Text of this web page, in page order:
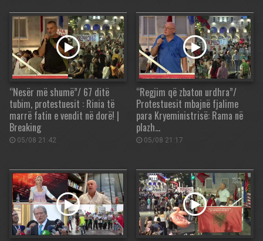
“Nesër më shumë”/ 67 ditë
tubim, protestuesit : Rinia të
marrë fatin e vendit në dorë! |
Breaking
05/08 21:42
“Regjim që zbaton urdhra”/
Protestuesit mbajnë fjalime
para Kryeministrisë: Rama në
plazh…
05/08 21:17